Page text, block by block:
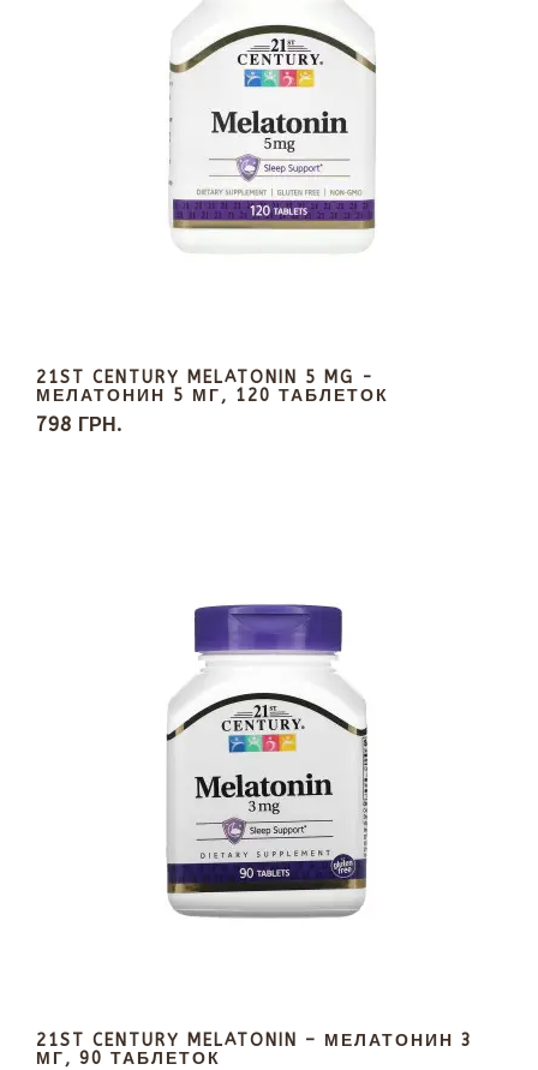
21ST CENTURY MELATONIN 5 MG -
МЕЛАТОНИН 5 МГ, 120 ТАБЛЕТОК
798 ГРН.
21ST CENTURY MELATONIN – МЕЛАТОНИН 3
МГ, 90 ТАБЛЕТОК